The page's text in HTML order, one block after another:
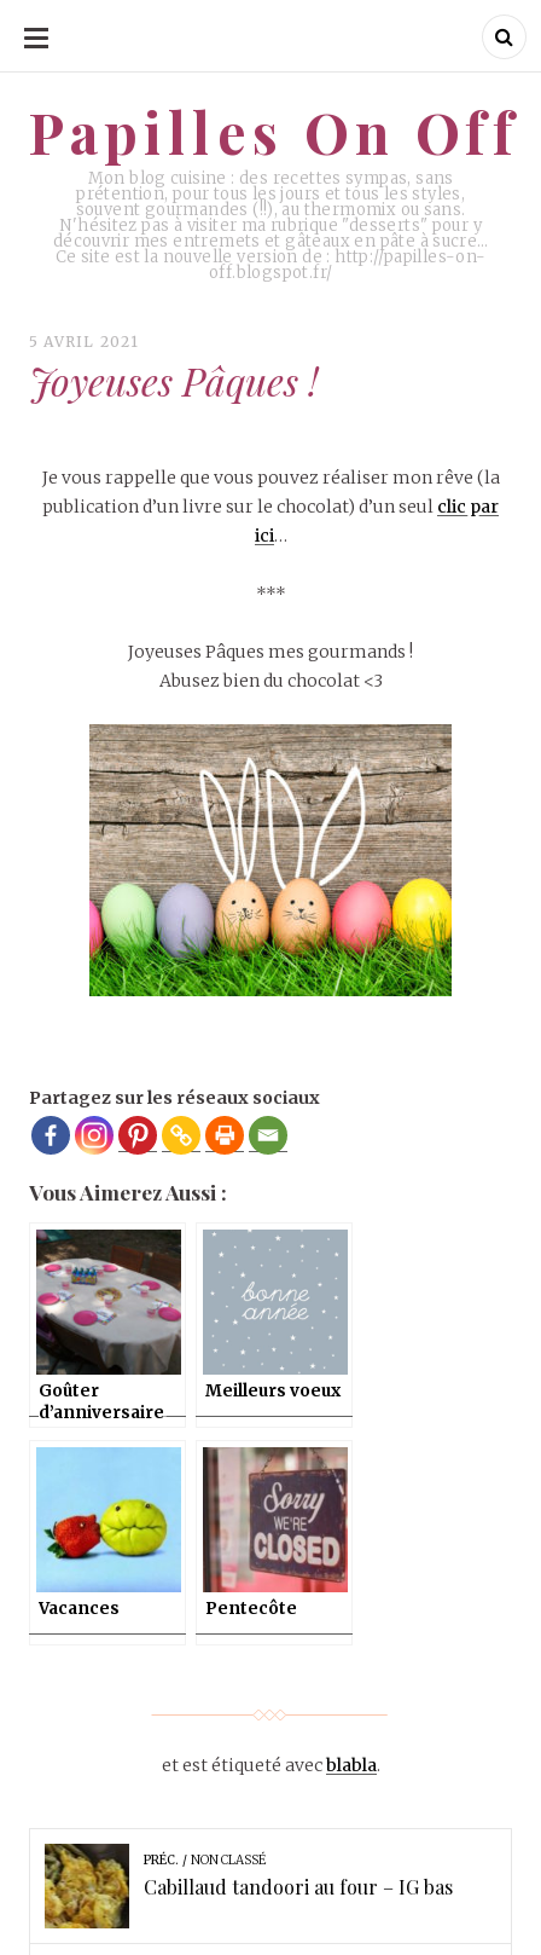
ALLER
CONTENU
Papilles On Off
Mon blog cuisine : des recettes sympas, sans
prétention, pour tous les jours et tous les styles,
souvent gourmandes (!!), au thermomix ou sans.
N'hésitez pas à visiter ma rubrique "desserts" pour y
découvrir mes entremets et gâteaux en pâte à sucre…
Ce site est la nouvelle version de : http://papilles-on-
off.blogspot.fr/
Papilles On Off
5 AVRIL 2021
Joyeuses Pâques !
Je vous rappelle que vous pouvez réaliser mon rêve (la
publication d’un livre sur le chocolat) d’un seul clic par
ici…
***
Joyeuses Pâques mes gourmands !
Abusez bien du chocolat <3
Partagez sur les réseaux sociaux
Vous Aimerez Aussi :
Goûter
d’anniversaire
imprimer
Meilleurs voeux
Vacances Pentecôte
et est étiqueté avecblabla.
PRÉC. NON CLASSÉ
Cabillaud tandoori au four – IG bas